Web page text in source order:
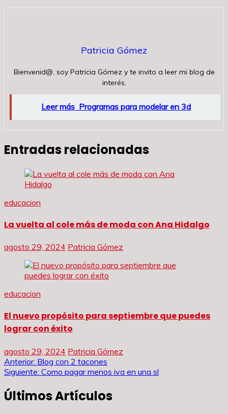
Patricia Gómez
Bienvenid@, soy Patricia Gómez y te invito a leer mi blog de
interés.
Leer más Programas para modelar en 3d
Entradas relacionadas
educacion
La vuelta al cole más de moda con Ana Hidalgo
agosto 29, 2024 Patricia Gómez
educacion
El nuevo propósito para septiembre que puedes
lograr con éxito
agosto 29, 2024 Patricia Gómez
Navegación
entradas
Anterior: Blog con 2 tacones
Siguiente: Como pagar menos iva en una sl
Últimos Artículos